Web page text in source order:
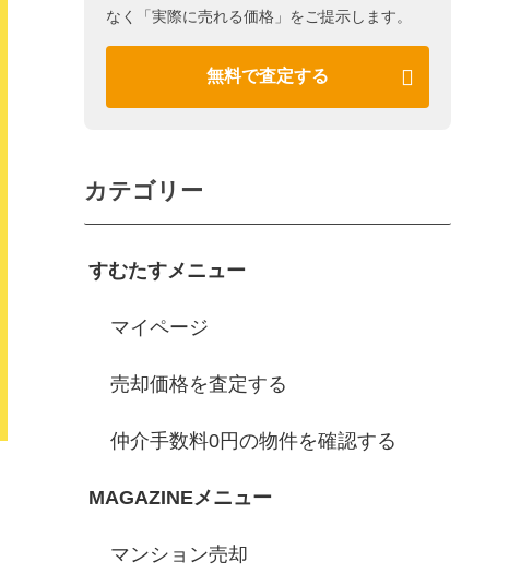
なく「実際に売れる価格」をご提示します。
無料で査定する
カテゴリー
すむたすメニュー
マイページ
売却価格を査定する
仲介手数料0円の物件を確認する
MAGAZINEメニュー
マンション売却